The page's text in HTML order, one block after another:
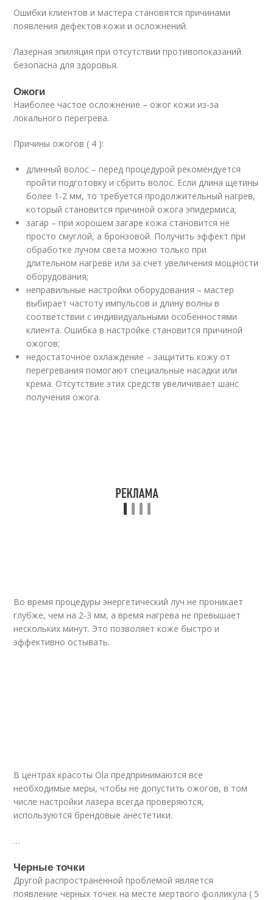
Ошибки клиентов и мастера становятся причинами
появления дефектов кожи и осложнений.
Лазерная эпиляция при отсутствии противопоказаний
безопасна для здоровья.
Ожоги
Наиболее частое осложнение – ожог кожи из-за
локального перегрева.
Причины ожогов ( 4 ):
длинный волос – перед процедурой рекомендуется
пройти подготовку и сбрить волос. Если длина щетины
более 1-2 мм, то требуется продолжительный нагрев,
который становится причиной ожога эпидермиса;
загар – при хорошем загаре кожа становится не
просто смуглой, а бронзовой. Получить эффект при
обработке лучом света можно только при
длительном нагреве или за счет увеличения мощности
оборудования;
неправильные настройки оборудования – мастер
выбирает частоту импульсов и длину волны в
соответствии с индивидуальными особенностями
клиента. Ошибка в настройке становится причиной
ожогов;
недостаточное охлаждение – защитить кожу от
перегревания помогают специальные насадки или
крема. Отсутствие этих средств увеличивает шанс
получения ожога.
Во время процедуры энергетический луч не проникает
глубже, чем на 2-3 мм, а время нагрева не превышает
нескольких минут. Это позволяет коже быстро и
эффективно остывать.
В центрах красоты Ola предпринимаются все
необходимые меры, чтобы не допустить ожогов, в том
числе настройки лазера всегда проверяются,
используются брендовые анестетики.
…
Черные точки
Другой распространенной проблемой является
появление черных точек на месте мертвого фолликула ( 5